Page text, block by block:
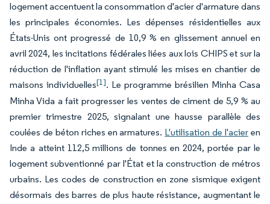
logement accentuent la consommation d'acier d'armature dans
les principales économies. Les dépenses résidentielles aux
États-Unis ont progressé de 10,9 % en glissement annuel en
avril 2024, les incitations fédérales liées aux lois CHIPS et sur la
réduction de l'inflation ayant stimulé les mises en chantier de
maisons individuelles[1]. Le programme brésilien Minha Casa
Minha Vida a fait progresser les ventes de ciment de 5,9 % au
premier trimestre 2025, signalant une hausse parallèle des
coulées de béton riches en armatures. L'utilisation de l'acier en
Inde a atteint 112,5 millions de tonnes en 2024, portée par le
logement subventionné par l'État et la construction de métros
urbains. Les codes de construction en zone sismique exigent
désormais des barres de plus haute résistance, augmentant le